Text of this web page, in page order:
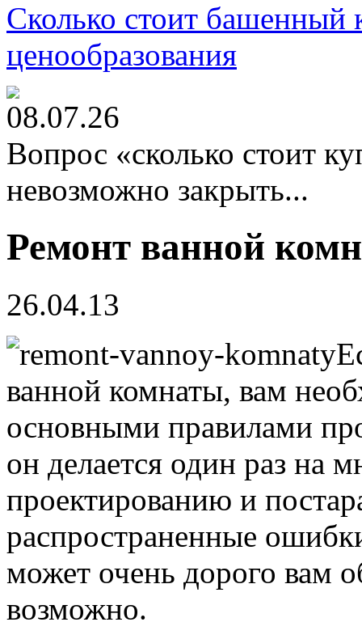
Сколько стоит башенный
ценообразования
08.07.26
Вопрос «сколько стоит
невозможно закрыть...
Ремонт ванной
26.04.13
ванной комнаты, вам
основными правилами
он делается один раз на
проектированию и
распространенные
может очень дорого вам
возможно.